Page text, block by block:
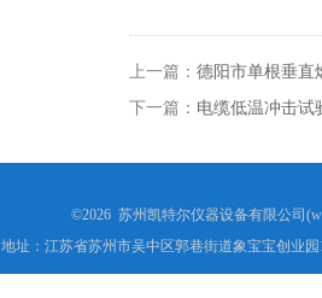
上一篇： 德阳市单根垂直
下一篇： 电缆低温冲击试
©2026 苏州凯特尔仪器设备有限公司
地址：江苏省苏州市吴中区郭巷街道象宝宝创业